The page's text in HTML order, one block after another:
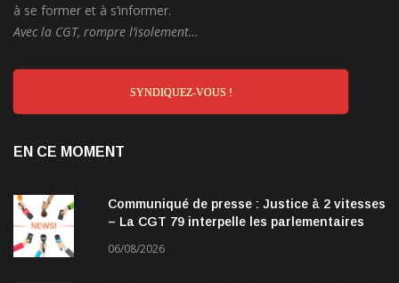
à se former et à s’informer.
Avec la CGT, rompre l’isolement…
SYNDIQUEZ-VOUS !
EN CE MOMENT
Communiqué de presse : Justice à 2 vitesses
– La CGT 79 interpelle les parlementaires
06/08/2026